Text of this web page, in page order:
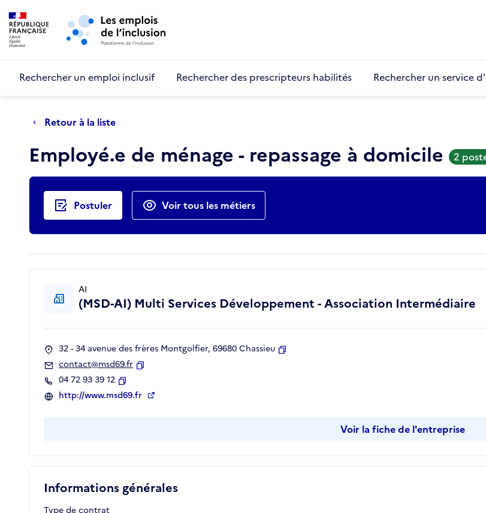
Aller au menu principal
Rechercher un emploi inclusif Rechercher des prescripteurs habilités Rechercher un service
Retour à la liste
Employé.e de ménage - repassage à domicile 2
Actions rapides
Postuler Voir tous les métiers
Informations générales
Type de contrat
AI
(MSD-AI) Multi Services Développement - Association Intermédiaire
32 - 34 avenue des frères Montgolfier, 69680 Chassieu
contact@msd69.fr
04 72 93 39 12
Copier
http://www.msd69.fr
Voir la fiche de l'entreprise